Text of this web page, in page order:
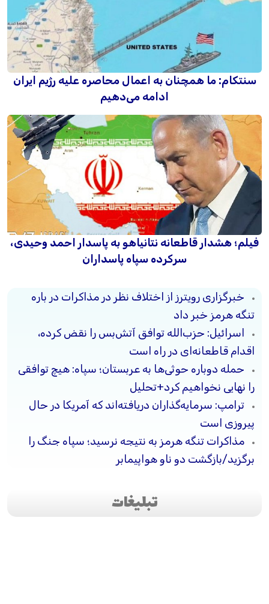
سنتکام: ما همچنان به اعمال محاصره علیه رژیم ایران
ادامه می‌دهیم
فیلم؛ هشدار قاطعانه نتانیاهو به پاسدار احمد وحیدی،
سرکرده سپاه پاسداران
خبرگزاری رویترز از اختلاف نظر در مذاکرات در باره
تنگه هرمز خبر داد
اسرائیل: حزب‌الله توافق آتش‌بس را نقض کرده،
اقدام قاطعانه‌ای در راه است
حمله دوباره حوثی‌ها به عربستان؛ سپاه: هیچ توافقی
را نهایی نخواهیم کرد+تحلیل
ترامپ: سرمایه‌گذاران دریافته‌اند که آمریکا در حال
پیروزی است
مذاکرات تنگه هرمز به نتیجه نرسید؛ سپاه جنگ را
برگزید/بازگشت دو ناو هواپیمابر
تبلیغات